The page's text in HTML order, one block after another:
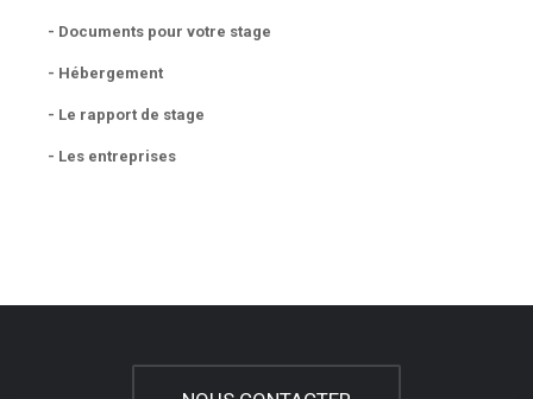
- Documents pour votre stage
- Hébergement
- Le rapport de stage
- Les entreprises